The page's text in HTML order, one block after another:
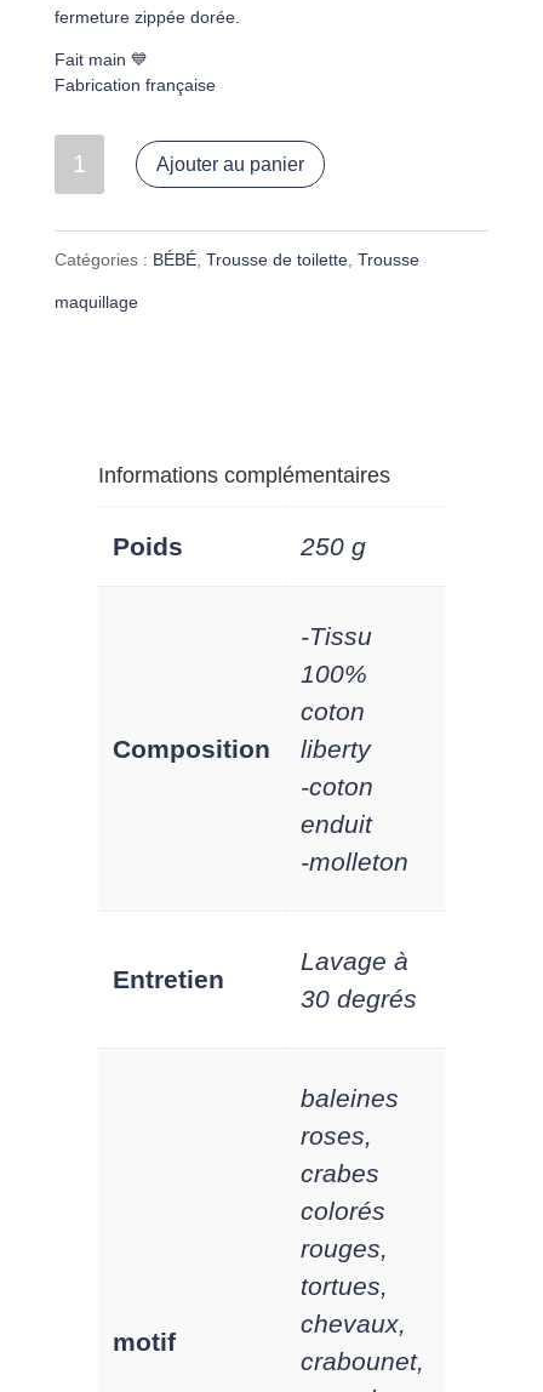
fermeture zippée dorée.
Fait main 💙
Fabrication française
quantité
de
Trousse
Ajouter au panier
Catégories : BÉBÉ, Trousse de toilette, Trousse
maquillage
Informations complémentaires
Poids 250 g
Composition
-Tissu
100%
coton
liberty
-coton
enduit
-molleton
Entretien
Lavage à
30 degrés
motif
baleines
roses,
crabes
colorés
rouges,
tortues,
chevaux,
crabounet,